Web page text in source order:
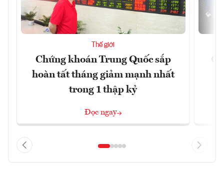
Thế giới
Chứng khoán Trung Quốc sắp
hoàn tất tháng giảm mạnh nhất
trong 1 thập kỷ
Đọc ngay